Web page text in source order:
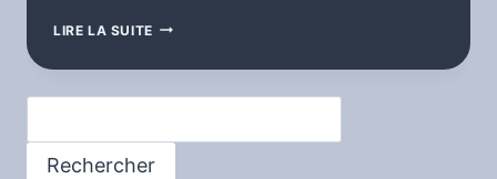
LIRE LA SUITE CULTURE
Rechercher